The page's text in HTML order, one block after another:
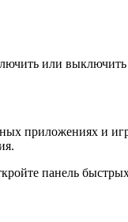
или
приложениях и
панель быстрых